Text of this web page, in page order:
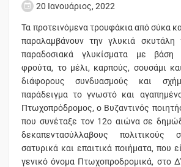
20 Ιανουάριος, 2022
Τα προτεινόμενα τρουφάκια από σύκα
παραλαμβάνουν την γλυκιά
παραδοσιακά γλυκίσματα με βάση
φρούτα, το μέλι, καρπούς, σουσάμι
διάφορους συνδυασμούς και
παράδειγμα το γνωστό και
Πτωχοπρόδρομος, ο Βυζαντινός
που συνέταξε τον 12ο αιώνα σε
δεκαπεντασύλλαβους πολιτικούς
σατυρικά και επαιτικά ποιήματα, που
γενικό όνομα Πτωχοπροδρομικά, στο